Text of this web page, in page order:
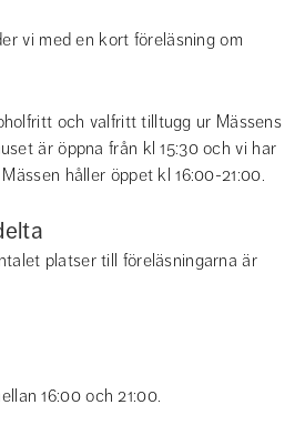
vi med en kort föreläsning om
och valfritt tilltugg ur Mässens
är öppna från kl 15:30 och vi har
håller öppet kl 16:00-21:00.
platser till föreläsningarna är
16:00 och 21:00.